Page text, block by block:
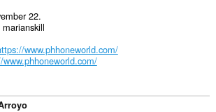
22.
www.phhoneworld.com/